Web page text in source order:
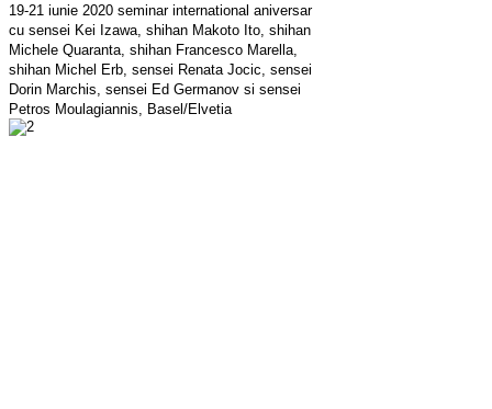
19-21 iunie 2020 seminar international aniversar
cu sensei Kei Izawa, shihan Makoto Ito, shihan
Michele Quaranta, shihan Francesco Marella,
shihan Michel Erb, sensei Renata Jocic, sensei
Dorin Marchis, sensei Ed Germanov si sensei
Petros Moulagiannis, Basel/Elvetia